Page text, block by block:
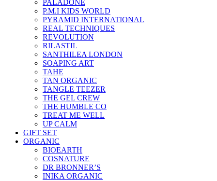
PALADONE
P.M.I KIDS WORLD
PYRAMID INTERNATIONAL
REAL TECHNIQUES
REVOLUTION
RILASTIL
SANTHILEA LONDON
SOAPING ART
TAHE
TAN ORGANIC
TANGLE TEEZER
THE GEL CREW
THE HUMBLE CO
TREAT ME WELL
UP CALM
GIFT SET
ORGANIC
BIOEARTH
COSNATURE
DR BRONNER’S
INIKA ORGANIC